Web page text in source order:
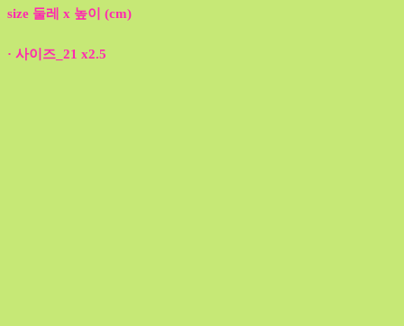
size 둘레 x 높이 (cm)
· 사이즈_21 x2.5